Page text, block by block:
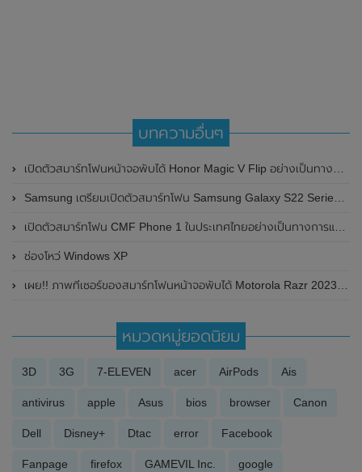
บทความอื่นๆ
เปิดตัวสมาร์ทโฟนหน้าจอพับได้ Honor Magic V Flip อย่างเป็นทางการในประเทศจีน
Samsung เตรียมเปิดตัวสมาร์ทโฟน Samsung Galaxy S22 Series รุ่นใหม่ ในวันที่ 8 กุมภาพันธ์ 2022 นี้
เปิดตัวสมาร์ทโฟน CMF Phone 1 ในประเทศไทยอย่างเป็นทางการแล้ว ในราคาเริ่มต้นที่ 9,499 บาท
ช่องโหว่ Windows XP
เผย!! ภาพทีเซอร์ของสมาร์ทโฟนหน้าจอพับได้ Motorola Razr 2023 มาพร้อมรองรับอัตราการรีเฟรชเรทที่สูงขึ้น คาดเปิดตัวในเร็วๆนี้
หมวดหมู่ยอดนิยม
3D 3G 7-ELEVEN acer AirPods Ais
antivirus apple Asus bios browser Canon
Dell Disney+ Dtac error Facebook
Fanpage firefox GAMEVIL Inc. google